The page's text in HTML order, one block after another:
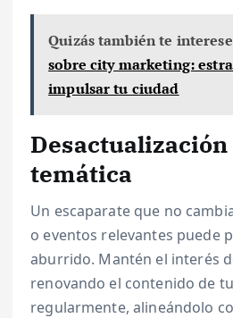
Quizás también te
sobre city marketing:
impulsar tu ciudad
Desactualización
temática
Un escaparate que no
o eventos relevantes puede
aburrido. Mantén el interés
renovando el contenido de
regularmente, alineándolo